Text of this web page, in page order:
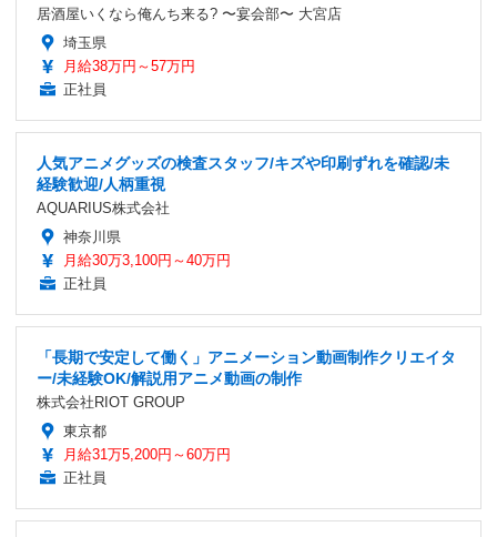
居酒屋いくなら俺んち来る? 〜宴会部〜 大宮店
埼玉県
月給38万円～57万円
正社員
人気アニメグッズの検査スタッフ/キズや印刷ずれを確認/未
経験歓迎/人柄重視
AQUARIUS株式会社
神奈川県
月給30万3,100円～40万円
正社員
「長期で安定して働く」アニメーション動画制作クリエイタ
ー/未経験OK/解説用アニメ動画の制作
株式会社RIOT GROUP
東京都
月給31万5,200円～60万円
正社員